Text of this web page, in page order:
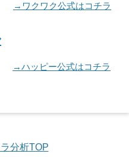
→ワクワク公式はコチラ
→ハッピー公式はコチラ
分析TOP